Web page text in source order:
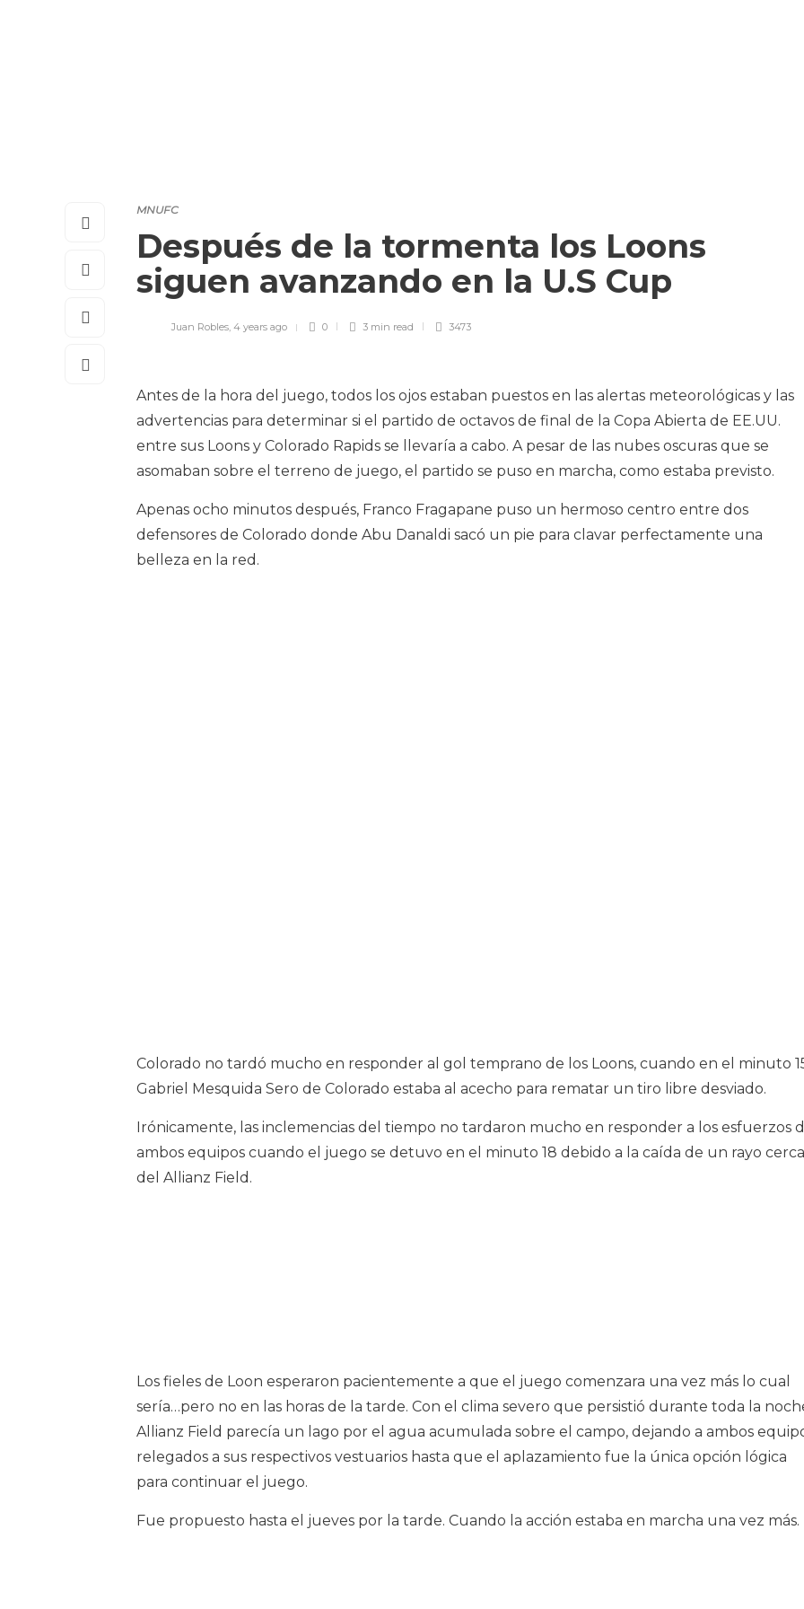
MNUFC
Después de la tormenta los Loons
siguen avanzando en la U.S Cup
Juan Robles, 4 years ago 0 3 min read 3473
Antes de la hora del juego, todos los ojos estaban puestos en las alertas meteorológicas y las
advertencias para determinar si el partido de octavos de final de la Copa Abierta de EE.UU.
entre sus Loons y Colorado Rapids se llevaría a cabo. A pesar de las nubes oscuras que se
asomaban sobre el terreno de juego, el partido se puso en marcha, como estaba previsto.
Apenas ocho minutos después, Franco Fragapane puso un hermoso centro entre dos
defensores de Colorado donde Abu Danaldi sacó un pie para clavar perfectamente una
belleza en la red.
Colorado no tardó mucho en responder al gol temprano de los Loons, cuando en el minuto
Gabriel Mesquida Sero de Colorado estaba al acecho para rematar un tiro libre desviado.
Irónicamente, las inclemencias del tiempo no tardaron mucho en responder a los esfuerzos
ambos equipos cuando el juego se detuvo en el minuto 18 debido a la caída de un rayo cerca
del Allianz Field.
Los fieles de Loon esperaron pacientemente a que el juego comenzara una vez más lo cual
sería…pero no en las horas de la tarde. Con el clima severo que persistió durante toda la
Allianz Field parecía un lago por el agua acumulada sobre el campo, dejando a ambos
relegados a sus respectivos vestuarios hasta que el aplazamiento fue la única opción lógica
para continuar el juego.
Fue propuesto hasta el jueves por la tarde. Cuando la acción estaba en marcha una vez más.